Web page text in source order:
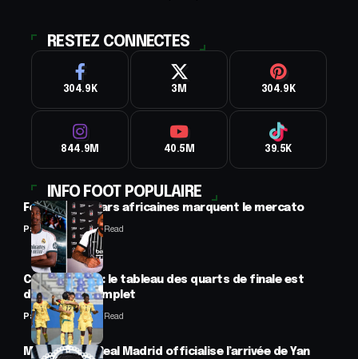
RESTEZ CONNECTES
304.9K 3M 304.9K
844.9M 40.5M 39.5K
INFO FOOT POPULAIRE
Football : 2 stars africaines marquent le mercato
Panafrofoot2 Min Read
CAN féminine : le tableau des quarts de finale est
désormais complet
Panafrofoot2 Min Read
Mercato : Le Real Madrid officialise l’arrivée de Yan